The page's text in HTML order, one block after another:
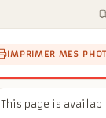
IMPRIMER MES
This page is